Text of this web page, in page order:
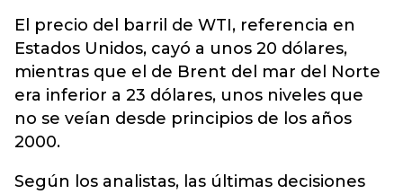
El precio del barril de WTI, referencia en
Estados Unidos, cayó a unos 20 dólares,
mientras que el de Brent del mar del Norte
era inferior a 23 dólares, unos niveles que
no se veían desde principios de los años
2000.
Según los analistas, las últimas decisiones